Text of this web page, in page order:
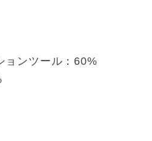
ョンツール：60%